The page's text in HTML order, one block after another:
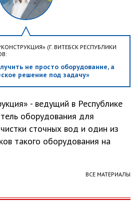
(Г. ВИТЕБСК РЕСПУБЛИКИ
не просто оборудование, а
решение под задачу»
- ведущий в Республике
оборудования для
сточных вод и один из
такого оборудования на
ВСЕ МАТЕРИАЛЫ